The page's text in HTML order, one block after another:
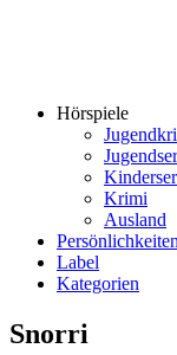
Hörspiele
Krimi
Ausland
Persönlichkeiten
Label
Kategorien
Snorri